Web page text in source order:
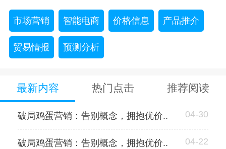
市场营销 智能电商 价格信息 产品推介
贸易情报 预测分析
最新内容 热门点击 推荐阅读
破局鸡蛋营销：告别概念，拥抱优价.. 04-30
破局鸡蛋营销：告别概念，拥抱优价.. 04-22